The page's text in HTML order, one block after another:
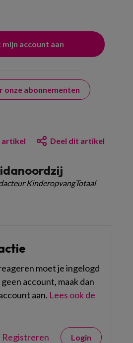
onze abonnementen
artikel Deel dit artikel
KinderopvangTotaal
moet je ingelogd
account, maak dan
aan. Lees ook de
Registreren Login